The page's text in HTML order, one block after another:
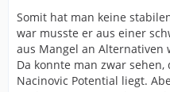
Somit hat man keine
war musste er aus einer
aus Mangel an Alternativen
Da konnte man zwar
Nacinovic Potential liegt.